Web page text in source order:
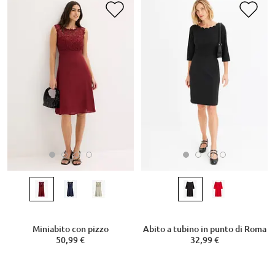
Miniabito con pizzo
50,99 €
Abito a tubino in punto di Roma
32,99 €